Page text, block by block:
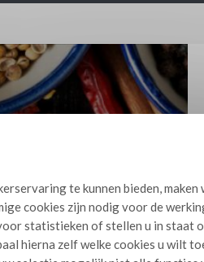
te kunnen bieden,
cookies zijn nodig voor de
statistieken of stellen u in staat
hierna zelf welke cookies u wilt
inspired
inspiratie